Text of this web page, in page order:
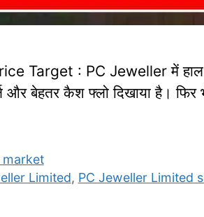
Target : PC Jeweller में हाल
और बेहतर कैश फ्लो दिखाया है। फिर
market
Limited, PC Jeweller Limited